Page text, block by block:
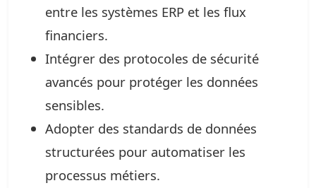
entre les systèmes ERP et les flux
financiers.
Intégrer des protocoles de sécurité
avancés pour protéger les données
sensibles.
Adopter des standards de données
structurées pour automatiser les
processus métiers.